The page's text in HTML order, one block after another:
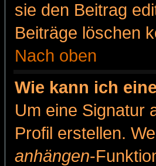
sie den Beitrag
Beiträge löschen
Nach oben
Wie kann ich
Um eine Signatur
Profil erstellen.
anhängen-